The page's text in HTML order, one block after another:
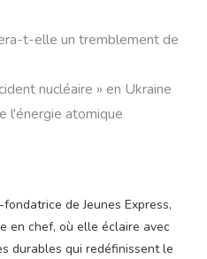
t-elle un tremblement de
nucléaire » en Ukraine
l'énergie atomique
de Jeunes Express,
en chef, où elle éclaire avec
durables qui redéfinissent le